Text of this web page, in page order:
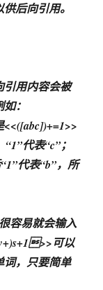
后向引用。
引用内容会被
：
代表“c”；
代表“b”，所
容易就会输入
可以
词，只要简单